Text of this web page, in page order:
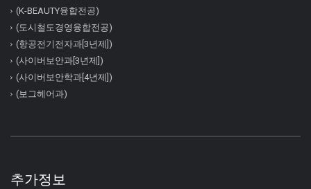
(K-BEAUTY융합전공)
(도시철도경영융합전공)
(항공전기전자과[3년제])
(사이버보안과[3년제])
(사이버보안학과[4년제])
(보그헤어과)
추가정보